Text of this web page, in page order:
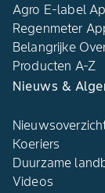
Agro E-label
Regenmeter
Belangrijke
Producten A-Z
Nieuws &
Koeriers
Duurzame
Videos